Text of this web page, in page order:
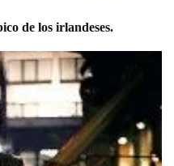
de los irlandeses.